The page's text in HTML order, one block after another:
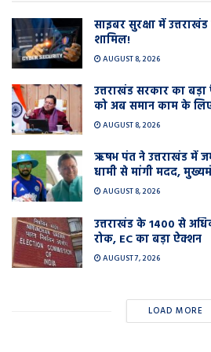
साइबर सुरक्षा में
शामिल!
AUGUST 8, 2026
उत्तराखंड सरकार का
को अब समान काम के
AUGUST 8, 2026
ऋषभ पंत ने उत्तराखंड में
धामी से मांगी मदद,
AUGUST 8, 2026
उत्तराखंड के 1400 से
रोक, EC का बड़ा ऐक्शन
AUGUST 7, 2026
LOAD MORE